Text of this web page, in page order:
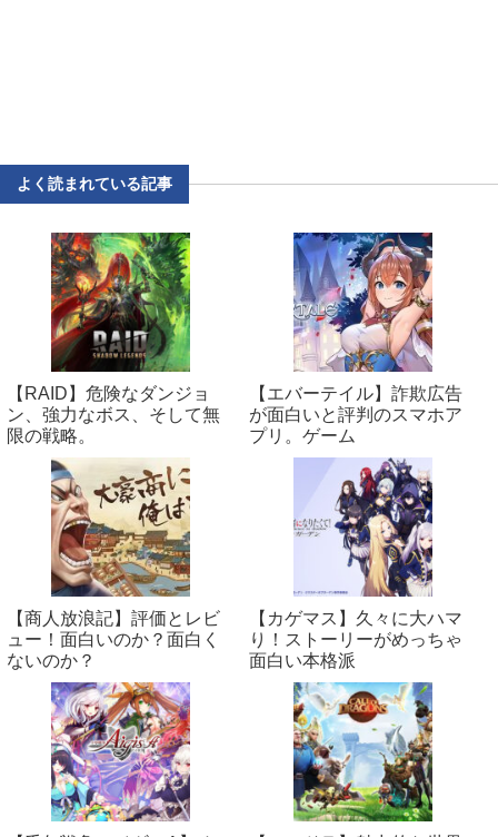
よく読まれている記事
【RAID】危険なダンジョ
ン、強力なボス、そして無
限の戦略。
【エバーテイル】詐欺広告
が面白いと評判のスマホア
プリ。ゲーム
【商人放浪‪記】評価とレビ
ュー！面白いのか？面白く
ないのか？
【カゲマス】久々に大ハマ
り！ストーリーがめっちゃ
面白い本格派